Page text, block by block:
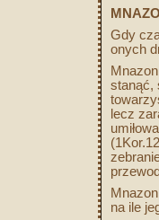
Gdy
onych
stanąć,
lecz
na ile